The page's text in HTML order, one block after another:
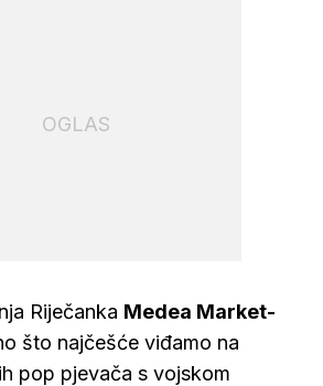
OGLAS
Riječanka Medea Market-
što najčešće viđamo na
pop pjevača s vojskom